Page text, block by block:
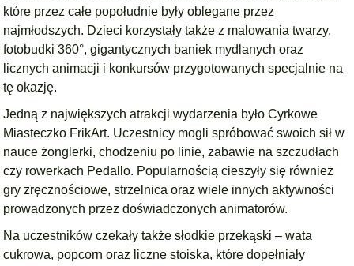
które przez całe popołudnie były oblegane przez
najmłodszych. Dzieci korzystały także z malowania twarzy,
fotobudki 360°, gigantycznych baniek mydlanych oraz
licznych animacji i konkursów przygotowanych specjalnie na
tę okazję.
Jedną z największych atrakcji wydarzenia było Cyrkowe
Miasteczko FrikArt. Uczestnicy mogli spróbować swoich sił w
nauce żonglerki, chodzeniu po linie, zabawie na szczudłach
czy rowerkach Pedallo. Popularnością cieszyły się również
gry zręcznościowe, strzelnica oraz wiele innych aktywności
prowadzonych przez doświadczonych animatorów.
Na uczestników czekały także słodkie przekąski – wata
cukrowa, popcorn oraz liczne stoiska, które dopełniały